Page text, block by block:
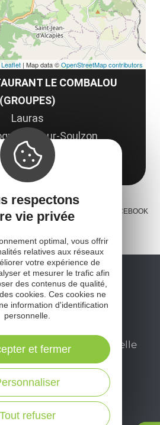
LE COMBALOU
(GROUPES)
Lauras
sur-Soulzon
l'itinéraire
Leaflet | Map data ©OpenStreetMap contributors
MESSENGER FACEBOOK
newsletter mensuelle
pour profiter
séjour en Aveyron.
ici
respectons
vie privée
optimal, vous offrir
relatives aux réseaux
votre expérience de
et mesurer le trafic afin
des contenus de qualité,
cookies. Ces cookies ne
information d'identification
personnelle.
Tout refuser
et fermer